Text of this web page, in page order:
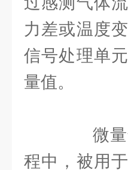
力差或温度
信号处理单
量值。
微量气
程中，被用